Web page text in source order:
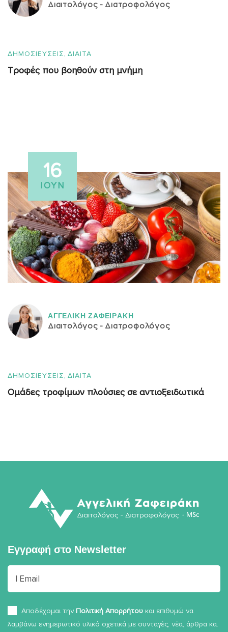
Διαιτολόγος - Διατροφολόγος
ΔΗΜΟΣΙΕΥΣΕΙΣ, ΔΙΑΙΤΑ
Τροφές που βοηθούν στη μνήμη
ΑΓΓΕΛΙΚH ΖΑΦΕΙΡAΚΗ
Διαιτολόγος - Διατροφολόγος
16
ΙΟΎΝ
ΔΗΜΟΣΙΕΥΣΕΙΣ, ΔΙΑΙΤΑ
Ομάδες τροφίμων πλούσιες σε αντιοξειδωτικά
Εγγραφή στο Newsletter
Αποδέχομαι την Πολιτική Απορρήτου και επιθυμώ να
λαμβάνω ενημερωτικό υλικό σχετικά με συνταγές, νέα, άρθρα κα.